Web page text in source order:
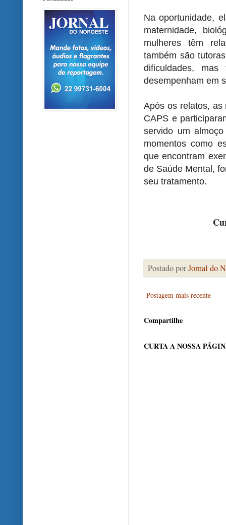
Na oportunidade,
maternidade,
mulheres têm
também são
dificuldades,
desempenham em
Após os relatos, as
CAPS e
servido um
momentos como
que encontram
de Saúde Mental,
seu tratamento.
Postado porJornal do
Postagem mais recente
Compartilhe
CURTA A NOSSA